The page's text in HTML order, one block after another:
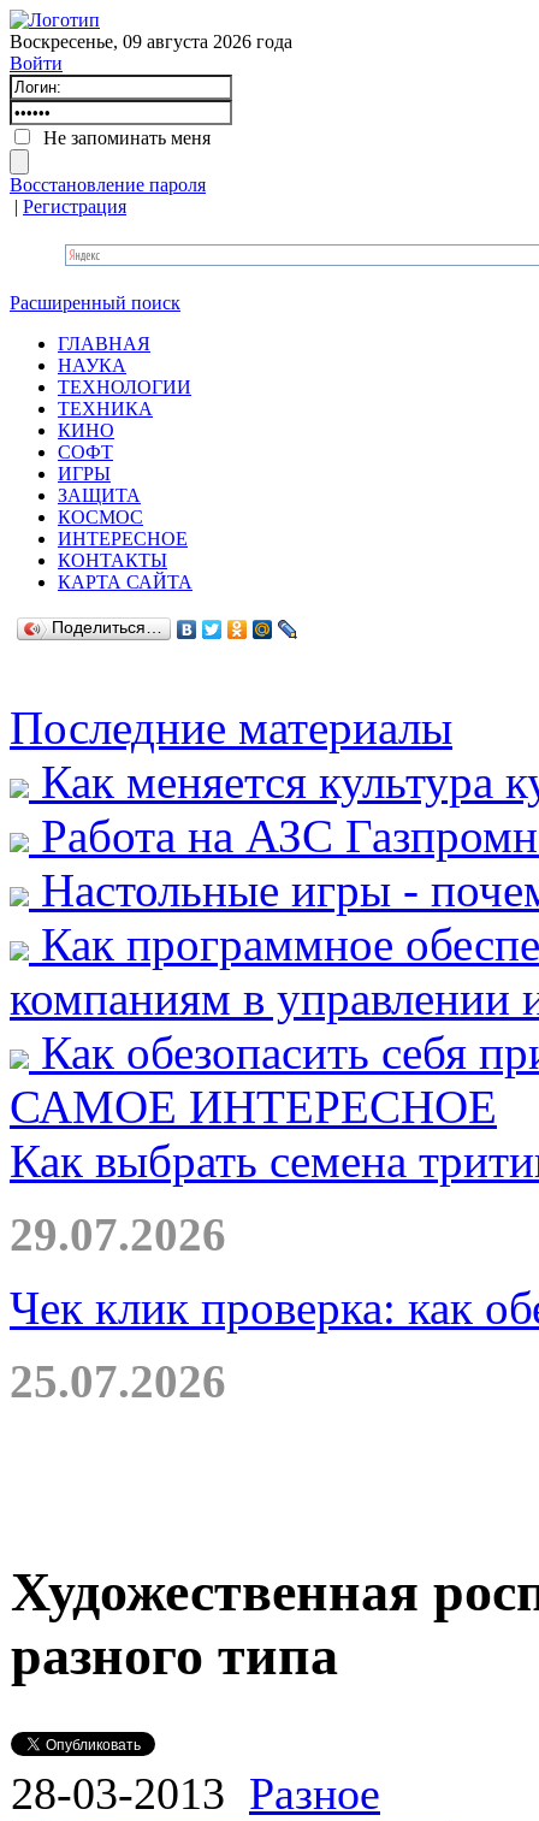
Воскресенье, 09 августа 2026 года
Войти
Не запоминать меня
Восстановление пароля
| Регистрация
Расширенный поиск
ГЛАВНАЯ
НАУКА
ТЕХНОЛОГИИ
ТЕХНИКА
КИНО
СОФТ
ИГРЫ
ЗАЩИТА
КОСМОС
ИНТЕРЕСНОЕ
КОНТАКТЫ
КАРТА САЙТА
Поделиться…
Последние материалы
Как меняется культура
Работа на АЗС
Настольные игры -
Как программное
компаниям в управлении
Как обезопасить себя
САМОЕ ИНТЕРЕСНОЕ
Как выбрать семена
29.07.2026
Чек клик проверка: как
25.07.2026
Художественная
разного типа
28-03-2013 Разное